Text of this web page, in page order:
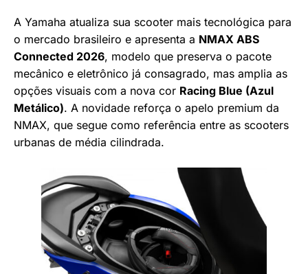
A Yamaha atualiza sua scooter mais tecnológica para
o mercado brasileiro e apresenta a NMAX ABS
Connected 2026, modelo que preserva o pacote
mecânico e eletrônico já consagrado, mas amplia as
opções visuais com a nova cor Racing Blue (Azul
Metálico). A novidade reforça o apelo premium da
NMAX, que segue como referência entre as scooters
urbanas de média cilindrada.